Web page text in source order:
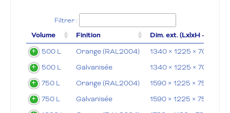
Filtrer :
Volume Finition Dim. ext. (LxlxH - mm)
500 L Orange (RAL2004)
1340 × 1225 × 700 mm
500 L
Galvanisée
1340 × 1225 × 700 mm
750 L
Orange (RAL2004)
1590 × 1225 × 750 mm
750 L
Galvanisée
1590 × 1225 × 750 mm